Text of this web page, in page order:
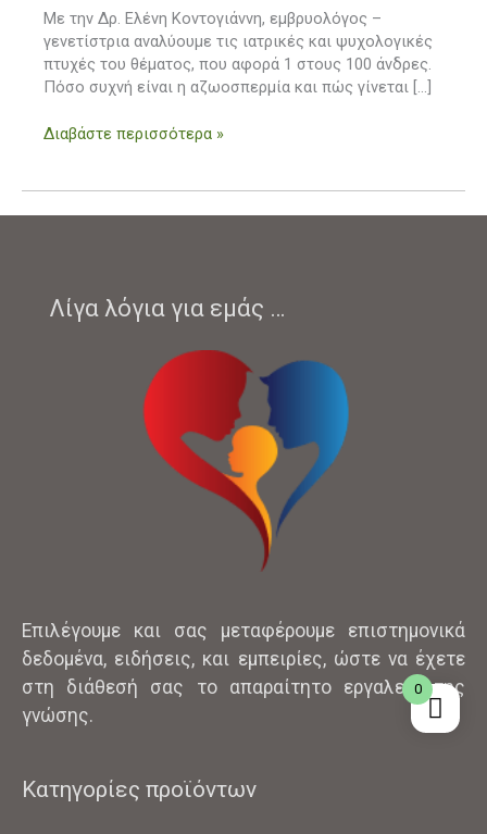
Με την Δρ. Ελένη Κοντογιάννη, εμβρυολόγος –
γενετίστρια αναλύουμε τις ιατρικές και ψυχολογικές
πτυχές του θέματος, που αφορά 1 στους 100 άνδρες.
Πόσο συχνή είναι η αζωοσπερμία και πώς γίνεται […]
για
το
ζευγάρι
;
Διαβάστε περισσότερα »
Λίγα λόγια για εμάς …
Επιλέγουμε και σας μεταφέρουμε επιστημονικά
δεδομένα, ειδήσεις, και εμπειρίες, ώστε να έχετε
στη διάθεσή σας το απαραίτητο εργαλείο της
γνώσης.
Κατηγορίες προϊόντων
0